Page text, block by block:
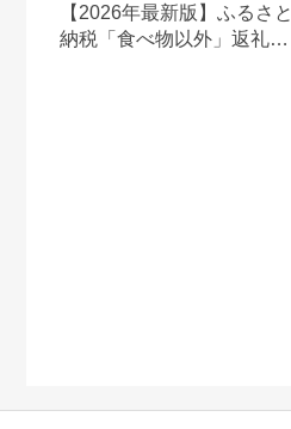
【2026年最新版】ふるさと
納税「食べ物以外」返礼品